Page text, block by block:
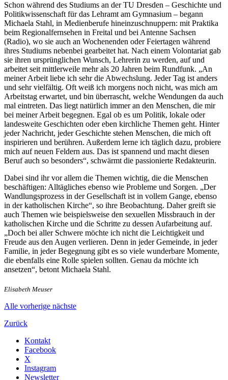
Schon während des Studiums an der TU Dresden – Geschichte und
Politikwissenschaft für das Lehramt am Gymnasium – begann
Michaela Stahl, in Medienberufe hineinzuschnuppern: mit Praktika
beim Regionalfernsehen in Freital und bei Antenne Sachsen
(Radio), wo sie auch an Wochenenden oder Feiertagen während
ihres Studiums nebenbei gearbeitet hat. Nach einem Volontariat gab
sie ihren ursprünglichen Wunsch, Lehrerin zu werden, auf und
arbeitet seit mittlerweile mehr als 20 Jahren beim Rundfunk. „An
meiner Arbeit liebe ich sehr die Abwechslung. Jeder Tag ist anders
und sehr vielfältig. Oft weiß ich morgens noch nicht, was mich am
Arbeitstag erwartet, und bin überrascht, welche Wendungen da auch
mal eintreten. Das liegt natürlich immer an den Menschen, die mir
bei meiner Arbeit begegnen. Egal ob es um Politik, lokale oder
landesweite Geschichten oder eben kirchliche Themen geht. Hinter
jeder Nachricht, jeder Geschichte stehen Menschen, die mich oft
inspirieren und berühren. Außerdem lerne ich täglich dazu, probiere
mich auf neuen Feldern aus. Das ist spannend und macht diesen
Beruf auch so besonders“, schwärmt die passionierte Redakteurin.
Dabei sind ihr vor allem die Themen wichtig, die die Menschen
beschäftigen: Alltägliches ebenso wie Probleme und Sorgen. „Der
Wandlungsprozess in der Gesellschaft ist in vollem Gange, ebenso
in der katholischen Kirche“, so ihre Beobachtung. Daher greift sie
auch Themen wie beispielsweise den sexuellen Missbrauch in der
katholischen Kirche und die Schritte zu dessen Aufarbeitung auf.
„Doch bei aller Schwere möchte ich nicht die Leichtigkeit und
Freude aus den Augen verlieren. Denn in jeder Gemeinde, in jeder
Familie, in jeder Begegnung gibt es so viele wunderbare Momente,
die ebenfalls eine Rolle spielen sollten. Genau da möchte ich
ansetzen“, betont Michaela Stahl.
Elisabeth Meuser
Alle vorherige nächste
Zurück
Kontakt
Facebook
X
Instagram
Newsletter